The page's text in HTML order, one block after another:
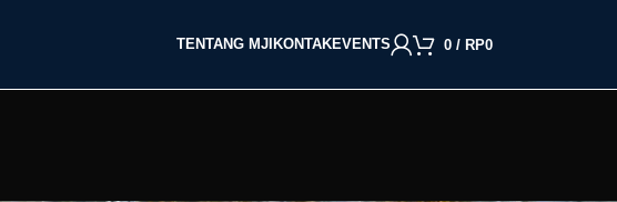
TENTANG MJI KONTAKEVENTS 0 / RP0